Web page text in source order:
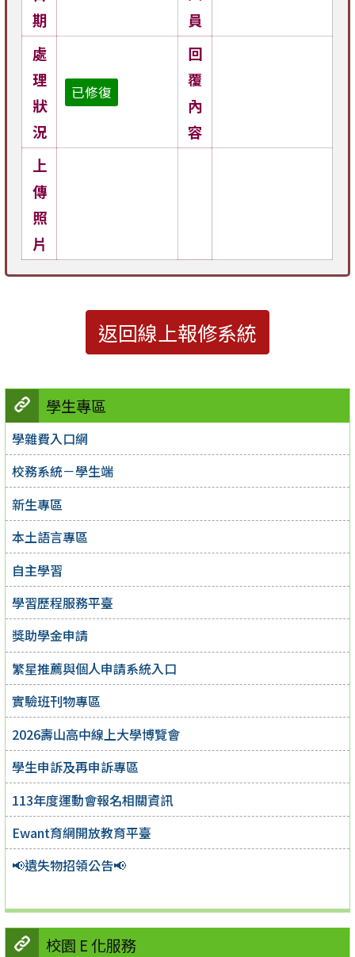
學生專區
學雜費入口網
校務系統－學生端
新生專區
本土語言專區
自主學習
學習歷程服務平臺
獎助學金申請
繁星推薦與個人申請系統入口
實驗班刊物專區
2026壽山高中線上大學博覽會
學生申訴及再申訴專區
113年度運動會報名相關資訊
Ewant育網開放教育平臺
📢遺失物招領公告📢
校園 E 化服務
期
員
處
理
狀
況
已修復
回
覆
內
容
上
傳
照
片
返回線上報修系統